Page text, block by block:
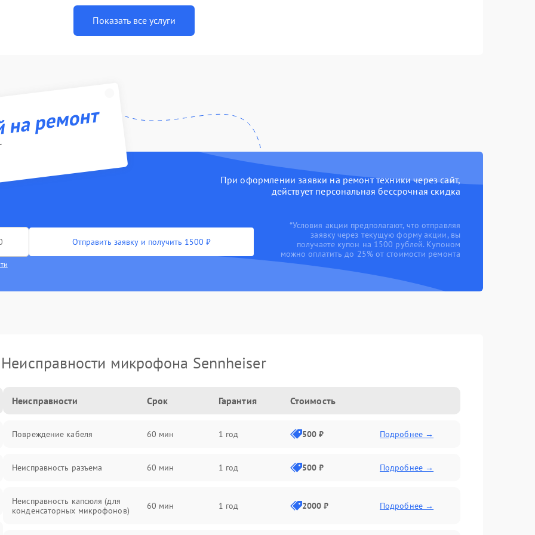
Показать все услуги
ремонт
При оформлении заявки на ремонт техники через сайт,
действует персональная бессрочная скидка
Отправить заявку и получить 1500 ₽
*Условия акции предполагают, что отправляя
заявку через текущую форму акции, вы
получаете купон на 1500 рублей. Купоном
можно оплатить до 25% от стоимости ремонта
Неисправности микрофона Sennheiser
Неисправности Срок Гарантия Стоимость
Повреждение кабеля 60 мин 1 год 500 ₽ Подробнее →
Неисправность разъема 60 мин 1 год 500 ₽ Подробнее →
Неисправность капсюля (для
конденсаторных микрофонов)
60 мин 1 год 2000 ₽ Подробнее →